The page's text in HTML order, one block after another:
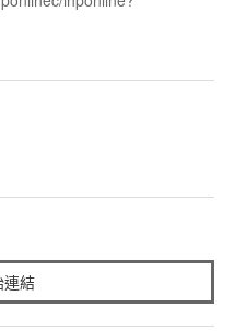
連結